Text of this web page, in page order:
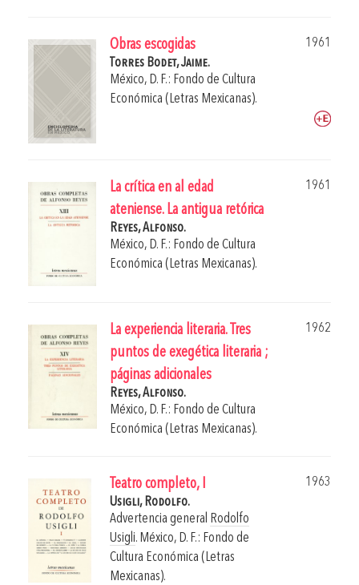
Obras escogidas
1961
Torres Bodet, Jaime.
México, D. F.: Fondo de Cultura
Económica (Letras Mexicanas).
La crítica en al edad
ateniense. La antigua retórica
1961
Reyes, Alfonso.
México, D. F.: Fondo de Cultura
Económica (Letras Mexicanas).
La experiencia literaria. Tres
puntos de exegética literaria ;
páginas adicionales
1962
Reyes, Alfonso.
México, D. F.: Fondo de Cultura
Económica (Letras Mexicanas).
Teatro completo, I
1963
Usigli, Rodolfo.
Advertencia general Rodolfo
Usigli. México, D. F.: Fondo de
Cultura Económica (Letras
Mexicanas).